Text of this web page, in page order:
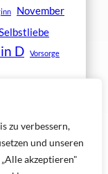
zu verbessern,
und unseren
akzeptieren"
November
D Vorsorge